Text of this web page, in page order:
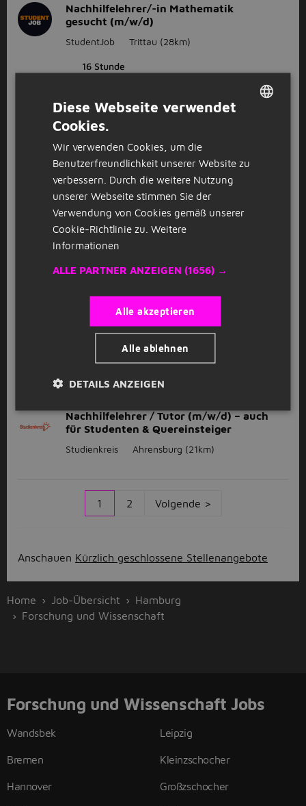
Nachhilfelehrer/-in Mathematik
gesucht (m/w/d)
StudentJob Trittau (28km)
16 Stunde
Nachhilfelehrer/-in Mathematik
gesucht (m/w/d)
StudentJob Norderstedt (15km)
16 Stunde
Nachhilfelehrer / Tutor (m/w/d) – auch
für Studenten & Quereinsteiger
Nachhilfelehrer / Tutor (m/w/d) – auch
für Studenten & Quereinsteiger
Winsen (Luhe)
Nachhilfelehrer / Tutor (m/w/d) – auch
für Studenten & Quereinsteiger
Studienkreis Ahrensburg (21km)
1 2 Volgende >
Anschauen Kürzlich geschlossene Stellenangebote
Home Job-Übersicht
Hamburg
Forschung und Wissenschaft
Forschung und Wissenschaft Jobs
Wandsbek
Bremen
Hannover
Leipzig
Kleinzschocher
Großzschocher
Diese Webseite verwendet
Cookies.
Wir verwenden Cookies, um die
Benutzerfreundlichkeit unserer Website zu
verbessern. Durch die weitere Nutzung
unserer Webseite stimmen Sie der
Verwendung von Cookies gemäß unserer
Cookie-Richtlinie zu. Weitere
Informationen
ALLE PARTNER ANZEIGEN (1656) →
Alle akzeptieren
Alle ablehnen
DETAILS ANZEIGEN